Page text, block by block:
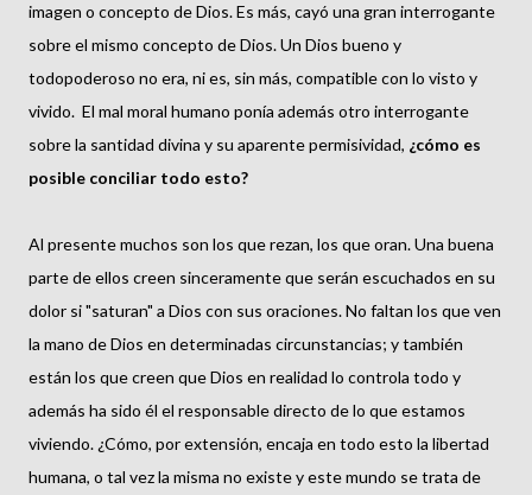
imagen o concepto de Dios. Es más, cayó una gran interrogante
sobre el mismo concepto de Dios. Un Dios bueno y
todopoderoso no era, ni es, sin más, compatible con lo visto y
vivido. El mal moral humano ponía además otro interrogante
sobre la santidad divina y su aparente permisividad, ¿cómo es
posible conciliar todo esto?
Al presente muchos son los que rezan, los que oran. Una buena
parte de ellos creen sinceramente que serán escuchados en su
dolor si "saturan" a Dios con sus oraciones. No faltan los que ven
la mano de Dios en determinadas circunstancias; y también
están los que creen que Dios en realidad lo controla todo y
además ha sido él el responsable directo de lo que estamos
viviendo. ¿Cómo, por extensión, encaja en todo esto la libertad
humana, o tal vez la misma no existe y este mundo se trata de